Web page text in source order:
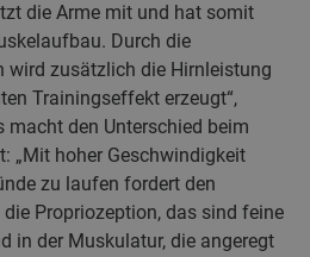
die Arme mit und hat somit
Durch die
wird zusätzlich die Hirnleistung
Trainingseffekt erzeugt“,
macht den Unterschied beim
„Mit hoher Geschwindigkeit
zu laufen fordert den
Propriozeption, das sind feine
in der Muskulatur, die angeregt